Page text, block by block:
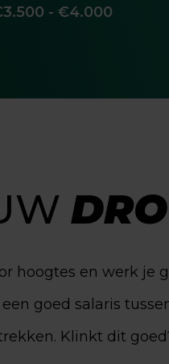
- €4.000
hoogtes en werk je
goed salaris
Klinkt dit